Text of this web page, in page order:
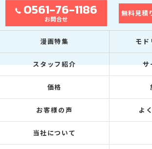
0561-76-1186
お問合せ
無料見積
漫画特集 モド
スタッフ紹介 サ
価格
お客様の声 よ
当社について